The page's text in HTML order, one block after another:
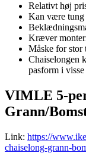
Relativt høj
Kan være tung
Kræver
Måske for stor
Chaiselongen
pasform i
VIMLE 5-
Grann/
Link: https://
chaiselong-grann-